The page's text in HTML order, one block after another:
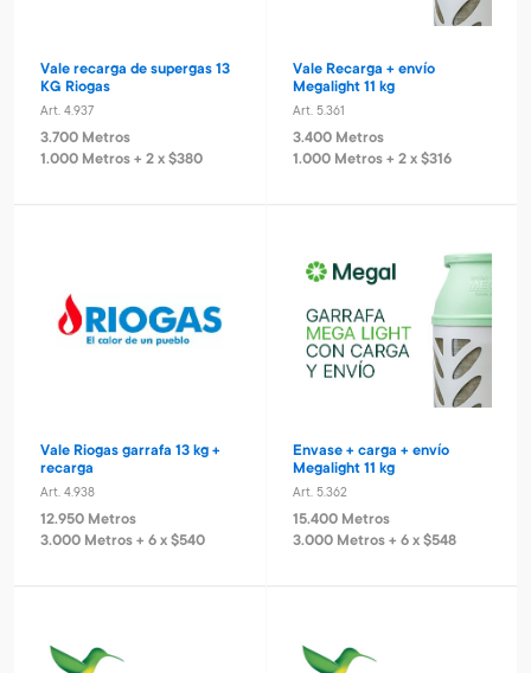
Vale recarga de supergas 13
KG Riogas
Art. 4.937
3.700 Metros
1.000 Metros + 2 x $380
Vale Recarga + envío
Megalight 11 kg
Art. 5.361
3.400 Metros
1.000 Metros + 2 x $316
Vale Riogas garrafa 13 kg +
recarga
Art. 4.938
12.950 Metros
3.000 Metros + 6 x $540
Envase + carga + envío
Megalight 11 kg
Art. 5.362
15.400 Metros
3.000 Metros + 6 x $548